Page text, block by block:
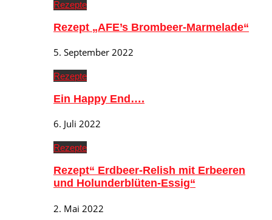
Rezepte
Rezept „AFE’s Brombeer-Marmelade“
5. September 2022
Rezepte
Ein Happy End….
6. Juli 2022
Rezepte
Rezept“ Erdbeer-Relish mit Erbeeren
und Holunderblüten-Essig“
2. Mai 2022